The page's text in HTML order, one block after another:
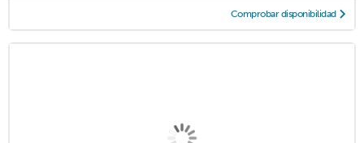
Comprobar disponibilidad